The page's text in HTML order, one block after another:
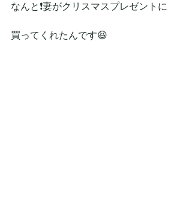
なんと❗妻がクリスマスプレゼントに
買ってくれたんです😆